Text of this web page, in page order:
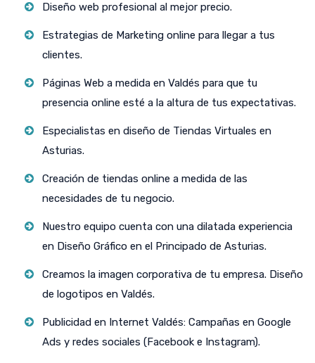
Diseño web profesional al mejor precio.
Estrategias de Marketing online para llegar a tus
clientes.
Páginas Web a medida en Valdés para que tu
presencia online esté a la altura de tus expectativas.
Especialistas en diseño de Tiendas Virtuales en
Asturias.
Creación de tiendas online a medida de las
necesidades de tu negocio.
Nuestro equipo cuenta con una dilatada experiencia
en Diseño Gráfico en el Principado de Asturias.
Creamos la imagen corporativa de tu empresa. Diseño
de logotipos en Valdés.
Publicidad en Internet Valdés: Campañas en Google
Ads y redes sociales (Facebook e Instagram).